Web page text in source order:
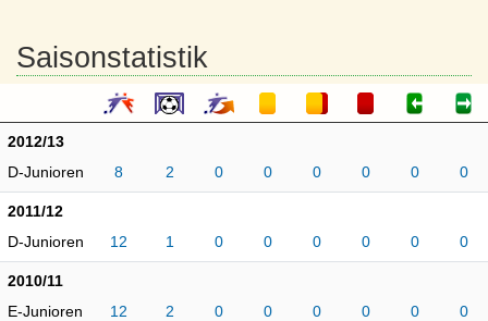
Saisonstatistik
2012/13
D-Junioren
8 2 0 0 0 0 0 0
2011/12
D-Junioren
12 1 0 0 0 0 0 0
2010/11
E-Junioren
12 2 0 0 0 0 0 0